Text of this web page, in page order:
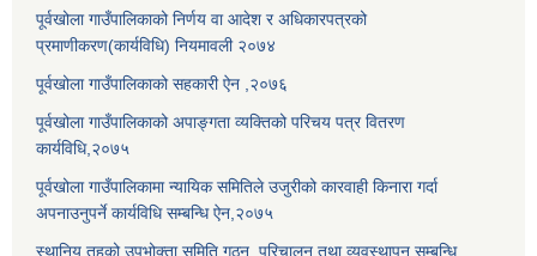
पूर्वखोला गाउँपालिकाको निर्णय वा आदेश र अधिकारपत्रको
प्रमाणीकरण(कार्यविधि) नियमावली २०७४
पूर्वखोला गाउँपालिकाको सहकारी ऐन ,२०७६
पूर्वखोला गाउँपालिकाको अपाङ्गता व्यक्तिको परिचय पत्र वितरण
कार्यविधि,२०७५
पूर्वखोला गाउँपालिकामा न्यायिक समितिले उजुरीको कारवाही किनारा गर्दा
अपनाउनुपर्ने कार्यविधि सम्बन्धि ऐन,२०७५
स्थानिय तहको उपभोक्ता समिति गठन, परिचालन तथा व्यवस्थापन सम्बन्धि